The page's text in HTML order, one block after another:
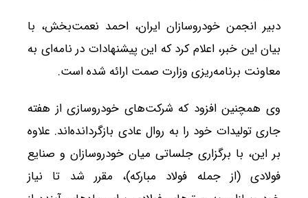
دبیر انجمن خودروسازان ایران، احمد نعمت‌بخش، با
بیان این خبر، اعلام کرد که این پیشنهادات در نامه‌ای به
معاونت برنامه‌ریزی وزارت صمت ارائه شده است.
وی همچنین افزود که شرکت‌های خودروسازی از هفته
جاری تولیدات خود را به روال عادی بازگردانده‌اند. علاوه
بر این، با برگزاری جلساتی میان خودروسازان و صنایع
فولادی (از جمله فولاد مبارکه)، مقرر شد تا نیاز